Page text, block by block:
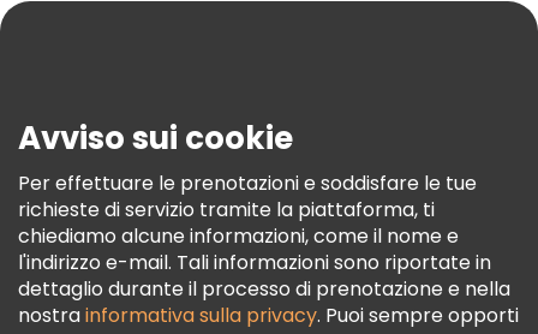
Termini E Condizioni
Informativa Sui Cookie
Freetour Premi
Programma Di Fidelizzazione
Avviso sui cookie
Per effettuare le prenotazioni e soddisfare le tue
richieste di servizio tramite la piattaforma, ti
chiediamo alcune informazioni, come il nome e
l'indirizzo e-mail. Tali informazioni sono riportate in
dettaglio durante il processo di prenotazione e nella
nostrainformativa sulla privacy. Puoi sempre opporti